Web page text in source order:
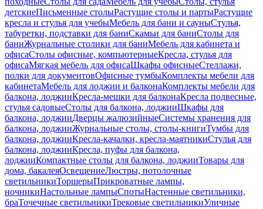
детскиеПисьменные столыРастущие столы и партыРастущие
кресла и стулья для учебыМебель для бани и сауныСтулья,
табуретки, подставки для баниСкамьи для баниСтолы для
баниЖурнальные столики для баниМебель для кабинета и
офисаСтолы офисные, компьютерныеКресла, стулья для
офисаМягкая мебель для офисаШкафы офисныеСтеллажи,
полки для документовОфисные тумбыКомплекты мебели для
кабинетаМебель для лоджии и балконаКомплекты мебели для
балкона, лоджииКресла-мешки для балконаКресла подвесные,
стулья садовыеСтолы для балкона, лоджииШкафы для
балкона, лоджииДверцы жалюзийныеСистемы хранения для
балкона, лоджииЖурнальные столы, столы-книгиТумбы для
балкона, лоджииКресла-качалки, кресла-маятникиСтулья для
балкона, лоджииКресла, пуфы для балкона,
лоджииКомпактные столы для балкона, лоджииТовары для
дома, бакалеяОсвещениеЛюстры, потолочные
светильникиТоршерыПрикроватные лампы,
ночникиНастольные лампыСпотыНастенные светильники,
браТочечные светильникиТрековые светильникиУличные